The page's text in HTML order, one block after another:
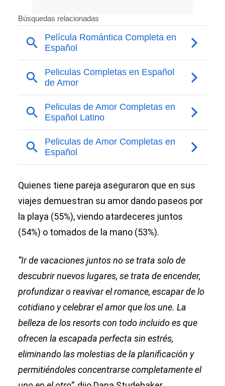
Quienes tiene pareja aseguraron que en sus
viajes demuestran su amor dando paseos por
la playa (55%), viendo atardeceres juntos
(54%) o tomados de la mano (53%).
“Ir de vacaciones juntos no se trata solo de
descubrir nuevos lugares, se trata de encender,
profundizar o reavivar el romance, escapar de lo
cotidiano y celebrar el amor que los une. La
belleza de los resorts con todo incluido es que
ofrecen la escapada perfecta sin estrés,
eliminando las molestias de la planificación y
permitiéndoles concentrarse completamente el